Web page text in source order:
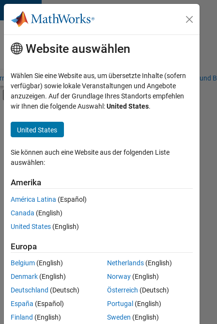
Weiter zum Inhalt
Karriere
bei
MathWorks
– Übersicht Stellensuche Niederlassungen Studierende und
Umschaltung für Off-Canvas-
Hauptinhalt
Education Sales
Inside Sales
Marketing Communications
Marketing Services
Business Model Team
Finance and Operations
Human Resources
+6
Derzeit
es
keine
offenen
Stellen,
Ihren
Suchkriterien
entsprechen.
können
die
Suchkriterien
Website auswählen
Wählen Sie eine Website aus, um übersetzte Inhalte (sofern
verfügbar) sowie lokale Veranstaltungen und Angebote
anzuzeigen. Auf der Grundlage Ihres Standorts empfehlen
wir Ihnen die folgende Auswahl:United States.
United States
Sie können auch eine Website aus der folgenden Liste
auswählen:
Amerika
América Latina (Español)
Canada (English)
United States (English)
Europa
Belgium (English)
Denmark (English)
Deutschland (Deutsch)
España (Español)
Finland (English)
Netherlands(English)
Norway(English)
Österreich (Deutsch)
Portugal (English)
Sweden (English)